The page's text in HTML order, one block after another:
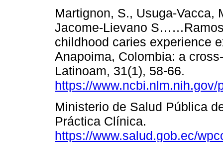
Martignon, S., Usuga-Vacca,
Jacome-Lievano
childhood caries experience
Anapoima, Colombia: a
Latinoam, 31(1), 58-66.
https://www.ncbi.nlm.nih.gov/
Ministerio de Salud Pública
Práctica Clínica.
https://www.salud.gob.ec/